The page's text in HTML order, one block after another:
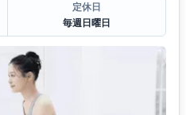
定休日
毎週日曜日